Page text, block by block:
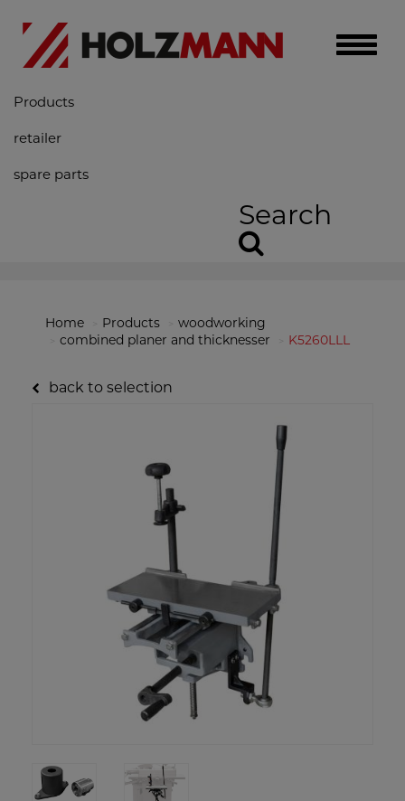
Toggle
Products
retailer
spare parts
Search
Home Products
woodworking
combined planer and thicknesser
K5260LLL
back to selection